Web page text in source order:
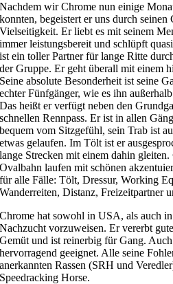
Nachdem wir Chrome nun einige
konnten, begeistert er uns durch seinen
Vielseitigkeit. Er liebt es mit seinem
immer leistungsbereit und schlüpft
ist ein toller Partner für lange Ritte
der Gruppe. Er geht überall mit einem
Seine absolute Besonderheit ist seine
echter Fünfgänger, wie es ihn
Das heißt er verfügt neben den
schnellen Rennpass. Er ist in allen
bequem vom Sitzgefühl, sein Trab ist
etwas gelaufen. Im Tölt ist er
lange Strecken mit einem dahin
Ovalbahn laufen mit schönen
für alle Fälle: Tölt, Dressur, Working
Wanderreiten, Distanz, Freizeitpartner
Chrome hat sowohl in USA, als auch
Nachzucht vorzuweisen. Er vererbt
Gemüt und ist reinerbig für Gang.
hervorragend geeignet. Alle seine
anerkannten Rassen (SRH und
Speedracking Horse.